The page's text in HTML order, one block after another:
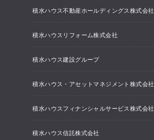
大規模開発事業
賃貸マンション開発事業
ESG経営
研究開発
採用情報
ニュースリリース
積水ハウス不動産ホールディングス株式会社
積水ハウスリフォーム株式会社
積水ハウス建設グループ
積水ハウス・アセットマネジメント株式会社
積水ハウスフィナンシャルサービス株式会社
積水ハウス信託株式会社